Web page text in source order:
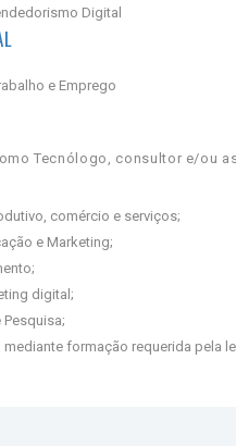
Digital
e Emprego
Tecnólogo, consultor e/ou
comércio e serviços;
e Marketing;
digital;
formação requerida pela